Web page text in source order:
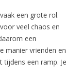
een grote rol.
veel chaos en
een
manier vrienden en
een ramp. Je